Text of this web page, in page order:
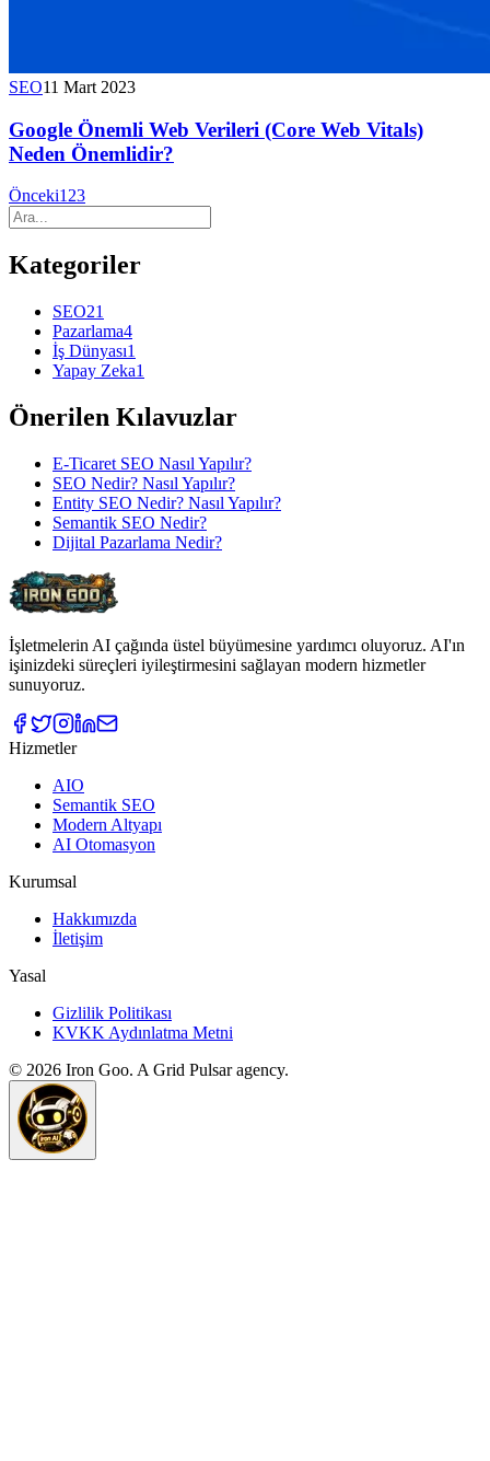
SEO11 Mart 2023
Google Önemli Web Verileri (Core Web Vitals)
Neden Önemlidir?
Önceki1 23
Kategoriler
SEO21
Pazarlama4
İş Dünyası1
Yapay Zeka1
Önerilen Kılavuzlar
E-Ticaret SEO Nasıl Yapılır?
SEO Nedir? Nasıl Yapılır?
Entity SEO Nedir? Nasıl Yapılır?
Semantik SEO Nedir?
Dijital Pazarlama Nedir?
İşletmelerin AI çağında üstel büyümesine yardımcı oluyoruz. AI'ın
işinizdeki süreçleri iyileştirmesini sağlayan modern hizmetler
sunuyoruz.
Hizmetler
AIO
Semantik SEO
Modern Altyapı
AI Otomasyon
Kurumsal
Hakkımızda
İletişim
Yasal
Gizlilik Politikası
KVKK Aydınlatma Metni
© 2026 Iron Goo. A Grid Pulsar agency.